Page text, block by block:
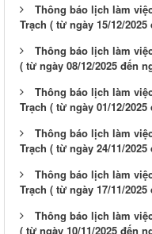
Thông báo lịch làm
Trạch ( từ ngày 15/12/2025
Thông báo lịch làm
( từ ngày 08/12/2025 đến
Thông báo lịch làm
Trạch ( từ ngày 01/12/2025
Thông báo lịch làm
Trạch ( từ ngày 24/11/2025
Thông báo lịch làm
Trạch ( từ ngày 17/11/2025
Thông báo lịch làm
( từ ngày 10/11/2025 đến